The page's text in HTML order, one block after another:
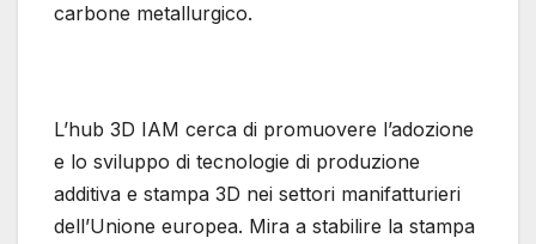
carbone metallurgico.
L’hub 3D IAM cerca di promuovere l’adozione
e lo sviluppo di tecnologie di produzione
additiva e stampa 3D nei settori manifatturieri
dell’Unione europea. Mira a stabilire la stampa